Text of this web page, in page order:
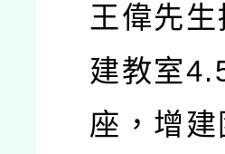
王偉先
建教室
座，增